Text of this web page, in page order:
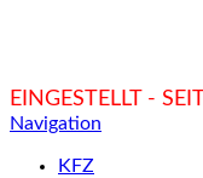
EINGESTELLT -
Navigation
KFZ